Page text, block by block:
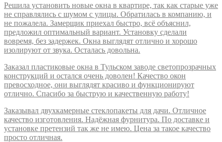
Решила установить новые окна в квартире, так как старые уже
не справлялись с шумом с улицы. Обратилась в компанию, и
не пожалела. Замерщик приехал быстро, всё объяснил,
предложил оптимальный вариант. Установку сделали
вовремя, без задержек. Окна выглядят отлично и хорошо
изолируют от звука. Осталась довольна.
Заказал пластиковые окна в Тульском заводе светопрозрачных
конструкций и остался очень доволен! Качество окон
превосходное, они выглядят красиво и функционируют
отлично. Спасибо за быструю и качественную работу!
Заказывал двухкамерные стеклопакеты для дачи. Отличное
качество изготовления. Надёжная фурнитура. По доставке и
установке претензий так же не имею. Цена за такое качество
просто отличная.